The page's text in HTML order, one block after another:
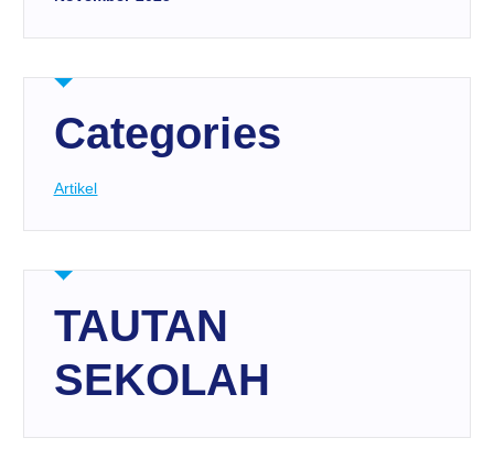
Categories
Artikel
TAUTAN
SEKOLAH